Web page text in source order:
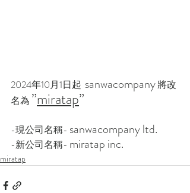
2024年10月1日起 sanwacompany 將改
名為 ”miratap”
-現公司名稱- sanwacompany ltd.
-新公司名稱- miratap inc.
miratap